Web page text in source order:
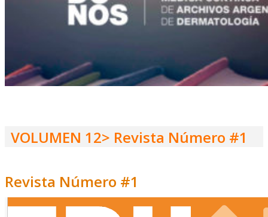
VOLUMEN 12> Revista Número #1
Revista Número #1